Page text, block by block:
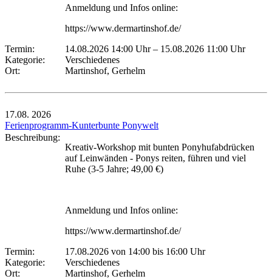
Anmeldung und Infos online:
https://www.dermartinshof.de/
Termin:
14.08.2026 14:00 Uhr– 15.08.2026 11:00 Uhr
Kategorie:
Verschiedenes
Ort:
Martinshof, Gerhelm
17.08. 2026
Ferienprogramm-Kunterbunte Ponywelt
Beschreibung:
Kreativ-Workshop mit bunten Ponyhufabdrücken
auf Leinwänden - Ponys reiten, führen und viel
Ruhe (3-5 Jahre; 49,00 €)
Anmeldung und Infos online:
https://www.dermartinshof.de/
Termin:
17.08.2026 von 14:00 bis 16:00 Uhr
Kategorie:
Verschiedenes
Ort:
Martinshof, Gerhelm